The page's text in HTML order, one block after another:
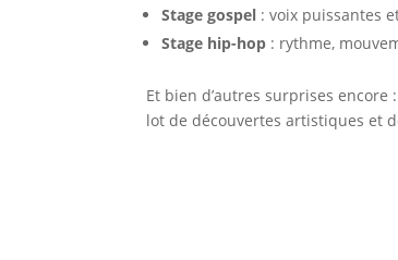
Stage gospel : voix puissantes
Stage hip-hop : rythme,
Et bien d’autres surprises encore
lot de découvertes artistiques et